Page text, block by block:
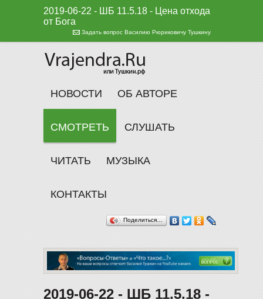
2019-06-22 - ШБ 11.5.18 - Цена отхода
от Бога
Задать вопрос Василию Рюриковичу Тушкину
НОВОСТИ ОБ АВТОРЕ
СМОТРЕТЬ СЛУШАТЬ
ЧИТАТЬ МУЗЫКА
КОНТАКТЫ
Поделиться…
2019-06-22 - ШБ 11.5.18 -